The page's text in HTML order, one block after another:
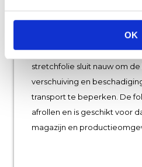
OK
Handrekwikkelfolie biedt
voor het handmatig
palletladingen en kleinere
stretchfolie sluit nauw om
verschuiving en
transport te beperken. De
afrollen en is geschikt voor
magazijn en